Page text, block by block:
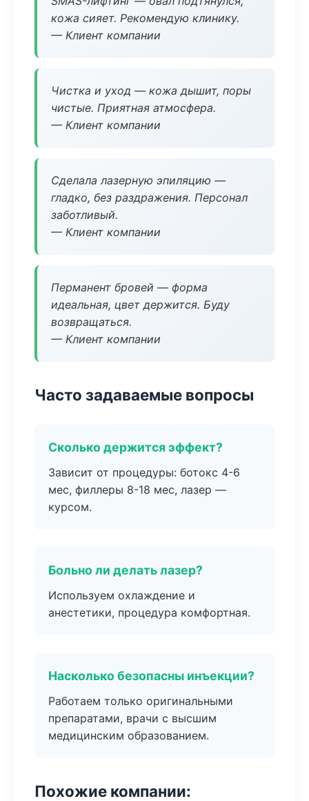
кожа сияет. Рекомендую клинику.
— Клиент компании
Чистка и уход — кожа дышит, поры
чистые. Приятная атмосфера.
— Клиент компании
Сделала лазерную эпиляцию —
гладко, без раздражения. Персонал
заботливый.
— Клиент компании
Перманент бровей — форма
идеальная, цвет держится. Буду
возвращаться.
— Клиент компании
Часто задаваемые вопросы
Сколько держится эффект?
Зависит от процедуры: ботокс 4-6
мес, филлеры 8-18 мес, лазер —
курсом.
Больно ли делать лазер?
Используем охлаждение и
анестетики, процедура комфортная.
Насколько безопасны инъекции?
Работаем только оригинальными
препаратами, врачи с высшим
медицинским образованием.
Похожие компании: